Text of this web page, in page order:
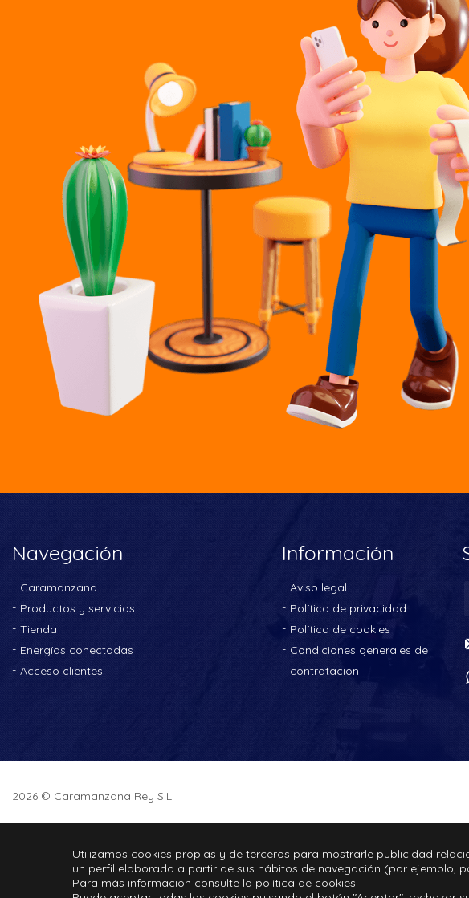
Navegación
Caramanzana
Productos y servicios
Tienda
Energías conectadas
Acceso clientes
Información
Aviso legal
Política de privacidad
Política de cookies
Condiciones generales de
contratación
2026 © Caramanzana Rey S.L.
Utilizamos cookies propias y de terceros para mostrarle publicidad
un perfil elaborado a partir de sus hábitos de navegación (por ejemplo,
Para más información consulte la política de cookies.